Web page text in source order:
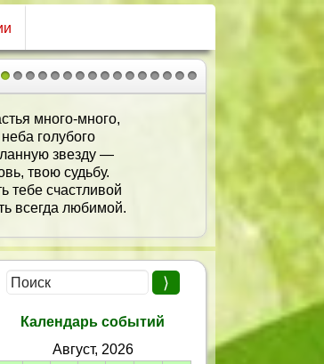
много-много,
голубого
звезду —
твою судьбу.
тебе счастливой
всегда любимой.
Календарь событий
Август, 2026